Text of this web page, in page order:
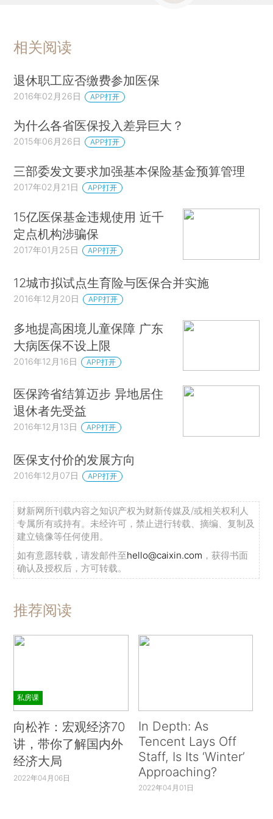
相关阅读
退休职工应否缴费参加医保
2016年02月26日 APP打开
为什么各省医保投入差异巨大？
2015年06月26日 APP打开
三部委发文要求加强基本保险基金预算管理
2017年02月21日 APP打开
15亿医保基金违规使用 近千
定点机构涉骗保
2017年01月25日 APP打开
12城市拟试点生育险与医保合并实施
2016年12月20日 APP打开
多地提高困境儿童保障 广东
大病医保不设上限
2016年12月16日 APP打开
医保跨省结算迈步 异地居住
退休者先受益
2016年12月13日 APP打开
医保支付价的发展方向
2016年12月07日 APP打开
财新网所刊载内容之知识产权为财新传媒及/或相关权利人
专属所有或持有。未经许可，禁止进行转载、摘编、复制及
建立镜像等任何使用。
如有意愿转载，请发邮件至hello@caixin.com ，获得书面
确认及授权后，方可转载。
推荐阅读
私房课
向松祚：宏观经济70
讲，带你了解国内外
经济大局
2022年04月06日
In Depth: As
Tencent Lays Off
Staff, Is Its ‘Winter’
Approaching?
2022年04月01日